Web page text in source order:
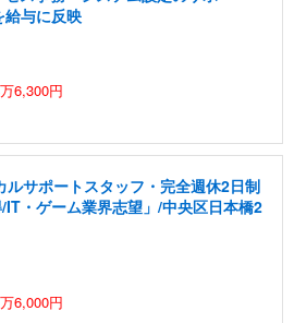
給与に反映
6,300円
ルサポートスタッフ・完全週休2日制
/IT・ゲーム業界志望」/中央区日本橋2
6,000円